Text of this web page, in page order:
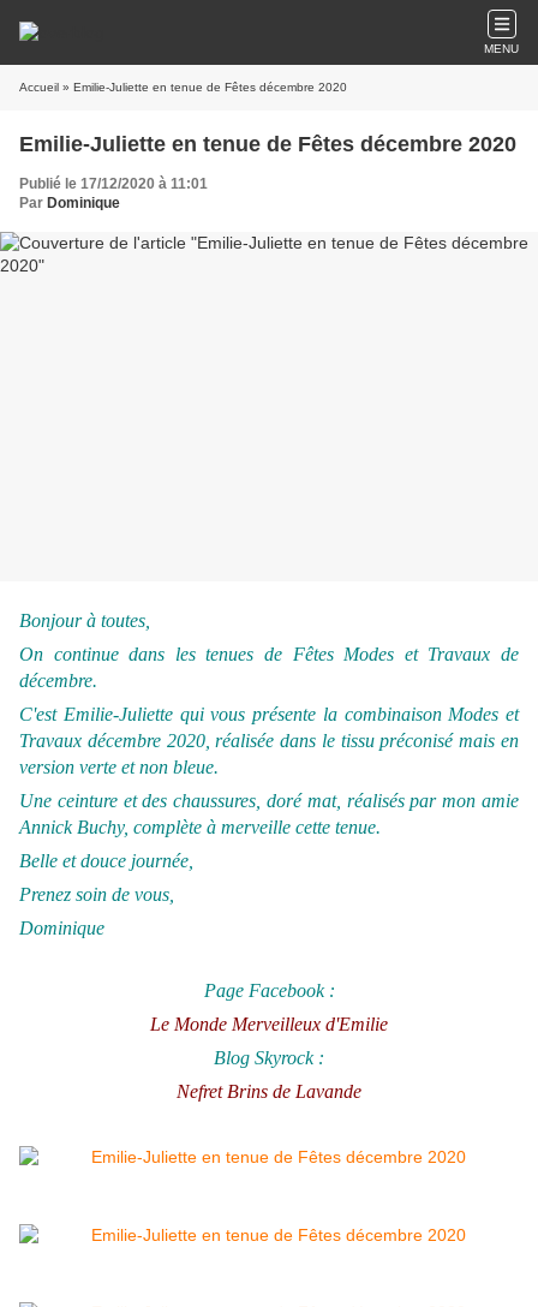
MENU
Accueil » Emilie-Juliette en tenue de Fêtes décembre 2020
Emilie-Juliette en tenue de Fêtes décembre 2020
Publié le 17/12/2020 à 11:01
Par Dominique
Bonjour à toutes,
On continue dans les tenues de Fêtes Modes et Travaux de
décembre.
C'est Emilie-Juliette qui vous présente la combinaison Modes et
Travaux décembre 2020, réalisée dans le tissu préconisé mais en
version verte et non bleue.
Une ceinture et des chaussures, doré mat, réalisés par mon amie
Annick Buchy, complète à merveille cette tenue.
Belle et douce journée,
Prenez soin de vous,
Dominique
Page Facebook :
Le Monde Merveilleux d'Emilie
Blog Skyrock :
Nefret Brins de Lavande